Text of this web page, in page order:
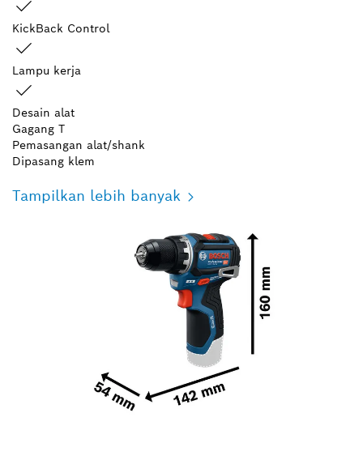
KickBack Control
Lampu kerja
Desain alat
Gagang T
Pemasangan alat/shank
Dipasang klem
Tampilkan lebih banyak